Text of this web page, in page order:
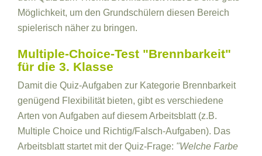
Möglichkeit, um den Grundschülern diesen Bereich
spielerisch näher zu bringen.
Multiple-Choice-Test "Brennbarkeit"
für die 3. Klasse
Damit die Quiz-Aufgaben zur Kategorie Brennbarkeit
genügend Flexibilität bieten, gibt es verschiedene
Arten von Aufgaben auf diesem Arbeitsblatt (z.B.
Multiple Choice und Richtig/Falsch-Aufgaben). Das
Arbeitsblatt startet mit der Quiz-Frage: "Welche Farbe